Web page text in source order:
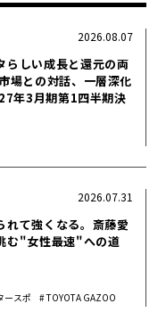
らしい成長と還元の両
場との対話、一層深化
年3月期第1四半期決
2026.08.07
れて強くなる。斎藤愛
む"女性最速"への道
ースポ
TOYOTA GAZOO
2026.07.31